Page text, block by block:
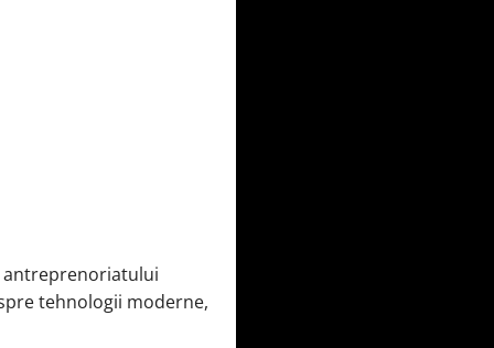
antreprenoriatului
tehnologii moderne,